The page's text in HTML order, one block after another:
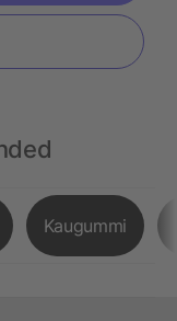
Kaugummi